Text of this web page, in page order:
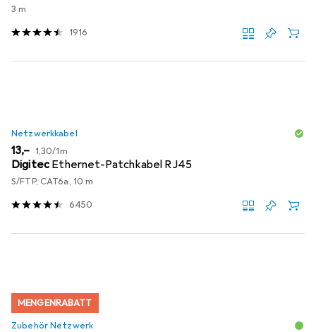
3 m
1916
Netzwerkkabel
EUR
13,– EUR
1,30/1m
DigitecEthernet-Patchkabel RJ45
S/FTP, CAT6a, 10 m
6450
MENGENRABATT
Zubehör Netzwerk